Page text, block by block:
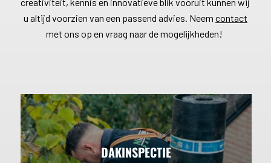
u altijd voorzien van een passend advies. Neem contact
met ons op en vraag naar de mogelijkheden!
DAKINSPECTIE